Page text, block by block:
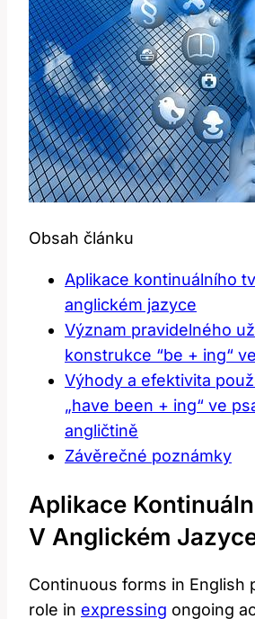
Obsah článku
Aplikace kontinuálního
anglickém ⁢jazyce
Význam pravidelného
konstrukce ‍“be + ing“
Výhody a efektivita
„have been + ing“ ve
angličtině
Závěrečné poznámky
Aplikace
V Anglickém
Continuous forms in English
role in expressing ongoing